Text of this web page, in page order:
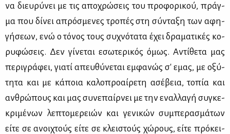
να διευ­ρύ­νει με τις απο­χρώ­σεις του προ­φο­ρι­κού, πράγ­
μα που δί­νει απρό­σμε­νες τρο­πές στη σύ­ντα­ξη των αφη­
γή­σε­ων, ενώ ο τό­νος τους συ­χνό­τα­τα έχει δρα­μα­τι­κές κο­
ρυ­φώ­σεις. Δεν γί­νε­ται εσω­τε­ρι­κός όμως. Αντί­θε­τα μας
πε­ρι­γρά­φει, για­τί απευ­θύ­νε­ται εμ­φα­νώς σ' εμας, με οξύ­
τη­τα και με κά­ποια κα­λο­προ­αί­ρε­τη ασέ­βεια, το­πία και
αν­θρώ­πους και μας συ­νε­παίρ­νει με την εναλ­λα­γή συ­γκε­
κρι­μέ­νων λε­πτο­με­ρειών και γε­νι­κών συ­μπε­ρα­σμά­των
εί­τε σε ανοι­χτούς εί­τε σε κλει­στούς χώ­ρους, εί­τε πρό­κει­